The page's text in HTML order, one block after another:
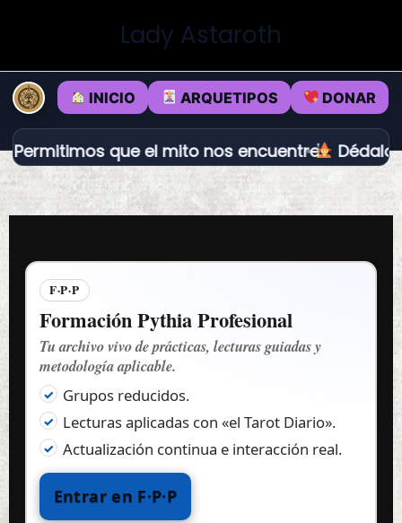
Lady Astaroth
INICIO ARQUETIPOS DONAR
que el mito nos encuentre. Dédalo vs Loki:
F·P·P
Formación Pythia Profesional
Tu archivo vivo de prácticas, lecturas guiadas y
metodología aplicable.
Grupos reducidos.
Lecturas aplicadas con «el Tarot Diario».
Actualización continua e interacción real.
Entrar en F·P·P